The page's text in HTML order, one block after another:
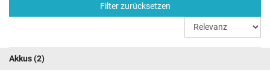
Filter zurücksetzen
Akkus(2)